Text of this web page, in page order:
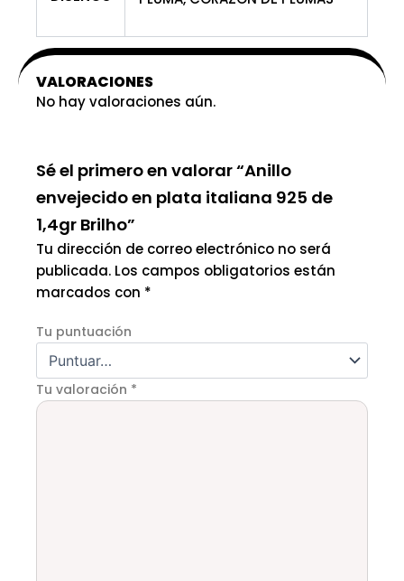
VALORACIONES
No hay valoraciones aún.
Sé el primero en valorar “Anillo
envejecido en plata italiana 925 de
1,4gr Brilho”
Tu dirección de correo electrónico no será
publicada. Los campos obligatorios están
marcados con *
Tu puntuación
Tu valoración *